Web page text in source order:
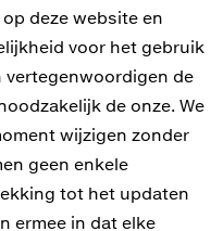
deze website en
voor het gebruik
vertegenwoordigen de
de onze. We
wijzigen zonder
geen enkele
tot het updaten
ermee in dat elke